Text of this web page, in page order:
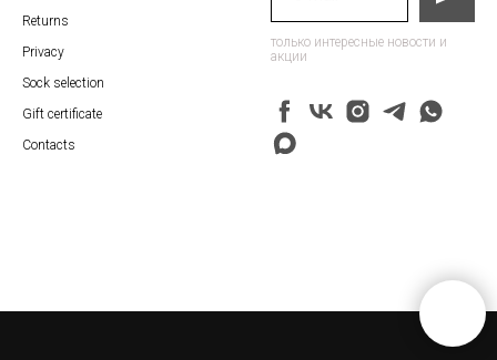
Returns
Privacy
Sock selection
Gift certificate
Contacts
только интересные новости и
акции